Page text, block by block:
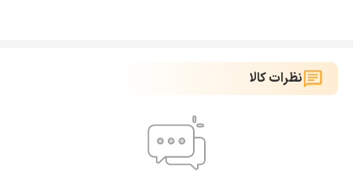
نظرات کالا